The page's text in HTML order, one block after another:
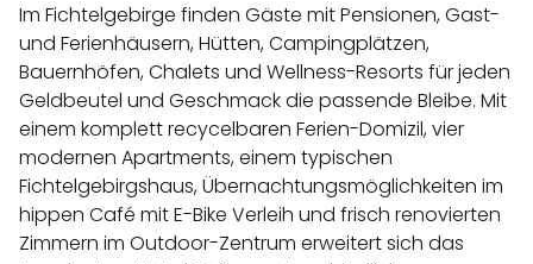
Im Fichtelgebirge finden Gäste mit Pensionen, Gast-
und Ferienhäusern, Hütten, Campingplätzen,
Bauernhöfen, Chalets und Wellness-Resorts für jeden
Geldbeutel und Geschmack die passende Bleibe. Mit
einem komplett recycelbaren Ferien-Domizil, vier
modernen Apartments, einem typischen
Fichtelgebirgshaus, Übernachtungsmöglichkeiten im
hippen Café mit E-Bike Verleih und frisch renovierten
Zimmern im Outdoor-Zentrum erweitert sich das